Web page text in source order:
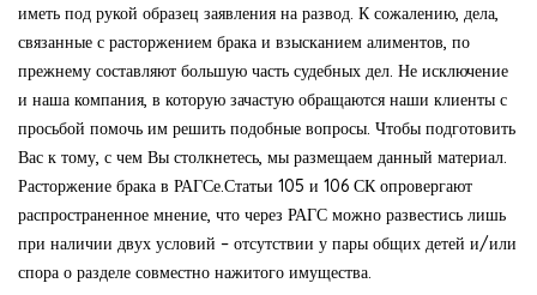
иметь под рукой образец заявления на развод. К сожалению, дела,
связанные с расторжением брака и взысканием алиментов, по
прежнему составляют большую часть судебных дел. Не исключение
и наша компания, в которую зачастую обращаются наши клиенты с
просьбой помочь им решить подобные вопросы. Чтобы подготовить
Вас к тому, с чем Вы столкнетесь, мы размещаем данный материал.
Расторжение брака в РАГСе.Статьи 105 и 106 СК опровергают
распространенное мнение, что через РАГС можно развестись лишь
при наличии двух условий – отсутствии у пары общих детей и/или
спора о разделе совместно нажитого имущества.